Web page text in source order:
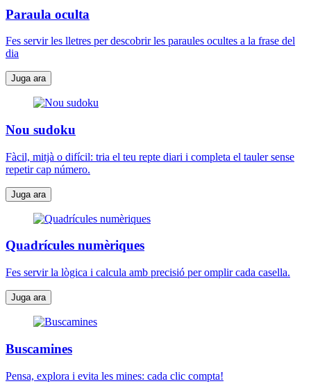
Paraula oculta
Fes servir les lletres per descobrir les paraules ocultes a la frase del
dia
Juga ara
Nou sudoku
Fàcil, mitjà o difícil: tria el teu repte diari i completa el tauler sense
repetir cap número.
Juga ara
Quadrícules numèriques
Fes servir la lògica i calcula amb precisió per omplir cada casella.
Juga ara
Buscamines
Pensa, explora i evita les mines: cada clic compta!